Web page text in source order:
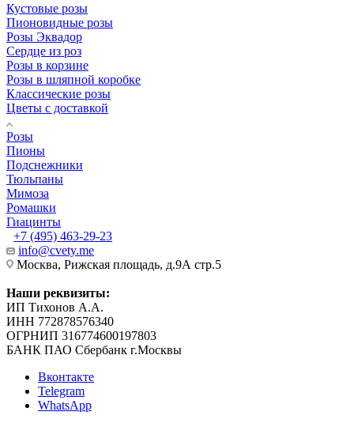
Кустовые розы
Пионовидные розы
Розы Эквадор
Сердце из роз
Розы в корзине
Розы в шляпной коробке
Классические розы
Цветы с доставкой
Розы
Пионы
Подснежники
Тюльпаны
Мимоза
Ромашки
Гиацинты
+7 (495) 463-29-23
info@cvety.me
Москва, Рижская площадь, д.9А стр.5
Наши реквизиты:
ИП Тихонов А.А.
ИНН 772878576340
ОГРНИП 316774600197803
БАНК ПАО Сбербанк г.Москвы
Вконтакте
Telegram
WhatsApp